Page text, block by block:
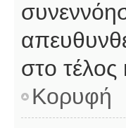
στο τέλος
Κορυφή